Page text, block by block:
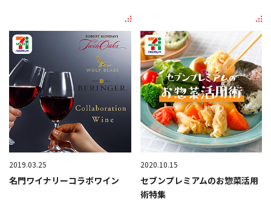
2019.03.25
名門ワイナリーコラボワイン
2020.10.15
セブンプレミアムのお惣菜活用
術特集